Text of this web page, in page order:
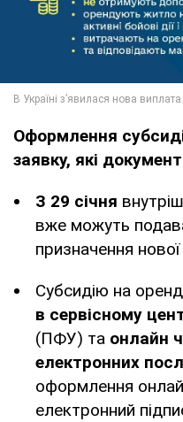
Оформлення
заявку, які
З 29 січня
вже можуть
призначення нової
Субсидію на
в сервісному
(ПФУ) та онлайн
електронних
оформлення
електронний